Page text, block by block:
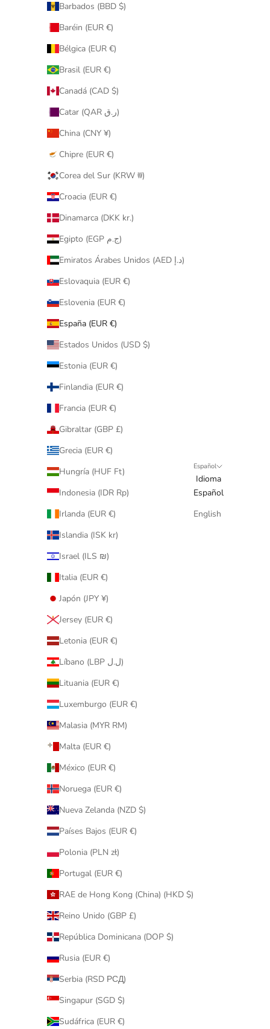
Barbados (BBD $)
Baréin (EUR €)
Bélgica (EUR €)
Brasil (EUR €)
Canadá (CAD $)
Catar (QAR ر.ق)
China (CNY ¥)
Chipre (EUR €)
Corea del Sur (KRW ₩)
Croacia (EUR €)
Dinamarca (DKK kr.)
Egipto (EGP ج.م)
Emiratos Árabes Unidos (AED د.إ)
Eslovaquia (EUR €)
Eslovenia (EUR €)
España (EUR €)
Estados Unidos (USD $)
Estonia (EUR €)
Finlandia (EUR €)
Francia (EUR €)
Gibraltar (GBP £)
Grecia (EUR €)
Hungría (HUF Ft)
Indonesia (IDR Rp)
Irlanda (EUR €)
Islandia (ISK kr)
Israel (ILS ₪)
Italia (EUR €)
Japón (JPY ¥)
Jersey (EUR €)
Letonia (EUR €)
Líbano (LBP ل.ل)
Lituania (EUR €)
Luxemburgo (EUR €)
Malasia (MYR RM)
Malta (EUR €)
México (EUR €)
Noruega (EUR €)
Nueva Zelanda (NZD $)
Países Bajos (EUR €)
Polonia (PLN zł)
Portugal (EUR €)
RAE de Hong Kong (China) (HKD $)
Reino Unido (GBP £)
República Dominicana (DOP $)
Rusia (EUR €)
Serbia (RSD РСД)
Singapur (SGD $)
Sudáfrica (EUR €)
Español
Idioma
Español
English